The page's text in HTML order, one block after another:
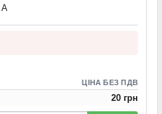
А
ЦІНА БЕЗ ПДВ
20 грн